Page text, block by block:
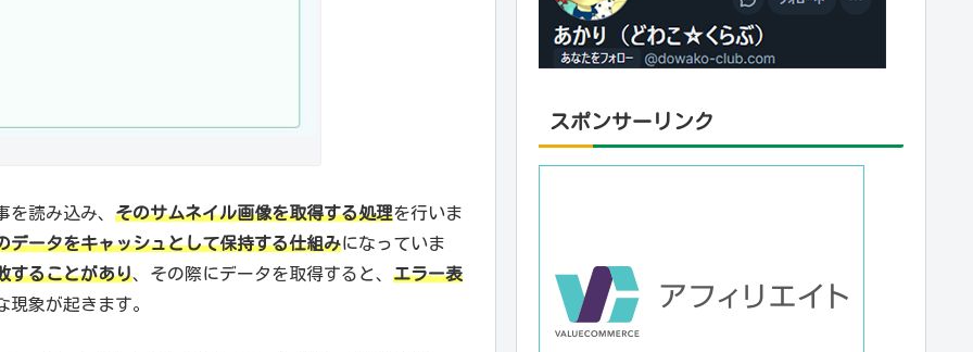
読み込み、 そのサムネイル画像を取得する処理を行いま
データをキャッシュとして保持する仕組みになっていま
することがあり、その際にデータを取得すると、 エラー表
現象が起きます。
スポンサーリンク